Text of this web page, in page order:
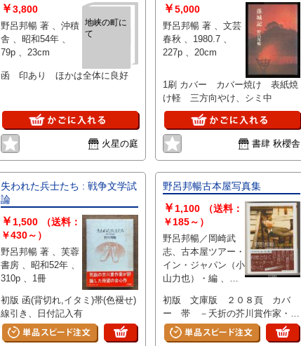
地峡の町に
て
￥3,800
野呂邦暢 著 、沖積
舎 、昭和54年 、
79p 、23cm
函 印あり ほかは全体に良好
火星の庭
￥5,000
野呂邦暢 著 、文芸
春秋 、1980.7 、
227p 、20cm
1刷 カバー カバー焼け 表紙焼
け軽 三方向やけ、シミ中
書肆 秋櫻舎
失われた兵士たち : 戦争文学試
論
￥ 1,500
（送料：
￥430～）
野呂邦暢 著 、芙蓉
書房 、昭和52年 、
310p 、1冊
初版 函(背切れ,イタミ)帯(色褪せ)
線引き、日付記入有
野呂邦暢古本屋写真集
￥ 1,100
（送料：
￥185～）
野呂邦暢／岡崎武
志、古本屋ツアー・
イン・ジャパン（小
山力也）・編 、筑
、２０２１年
初版 文庫版 ２０８頁 カバ
ー 帯 －夭折の芥川賞作家・野
呂邦暢が密かに撮りためていた古
本屋写真が存在する。岡崎武志氏